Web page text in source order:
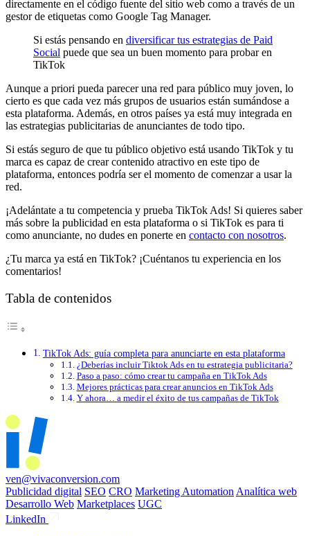
directamente en el código fuente del sitio web como a través de un
gestor de etiquetas como Google Tag Manager.
Si estás pensando en diversificar tus estrategias de Paid
Social puede que sea un buen momento para probar en
TikTok
Aunque a priori pueda parecer una red para público muy joven, lo
cierto es que cada vez más grupos de usuarios están sumándose a
esta plataforma. Además, en otros países ya está muy integrada en
las estrategias publicitarias de anunciantes de todo tipo.
Si estás seguro de que tu público objetivo está usando TikTok y tu
marca es capaz de crear contenido atractivo en este tipo de
plataforma, entonces podría ser el momento de comenzar a usar la
red.
¡Adelántate a tu competencia y prueba TikTok Ads! Si quieres saber
más sobre la publicidad en esta plataforma o si TikTok es para ti
como anunciante, no dudes en ponerte en contacto con nosotros.
¿Tu marca ya está en TikTok? ¡Cuéntanos tu experiencia en los
comentarios!
Tabla de contenidos
TikTok Ads: guía completa para anunciarte en esta plataforma
¿Deberías incluir Tiktok Ads en tu estrategia publicitaria?
Paso a paso: cómo crear tu campaña en TikTok Ads
Mejores prácticas para crear anuncios en TikTok Ads
Y ahora… a medir el éxito de tus campañas de TikTok
ven@vivaconversion.com
Publicidad digital SEO CRO Marketing Automation Analítica web
Desarrollo Web Marketplaces UGC
LinkedIn